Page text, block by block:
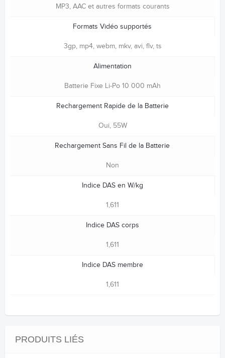
MP3, AAC et autres formats courants
Formats Vidéo supportés
3gp, mp4, webm, mkv, avi, flv, ts
Alimentation
Batterie Fixe Li-Po 10 000 mAh
Rechargement Rapide de la Batterie
Oui, 55W
Rechargement Sans Fil de la Batterie
Non
Indice DAS en W/kg
1,611
Indice DAS corps
1,611
Indice DAS membre
1,611
PRODUITS LIÉS